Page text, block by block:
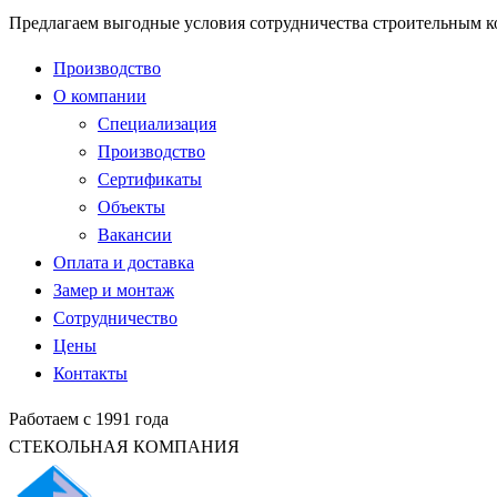
Предлагаем выгодные условия сотрудничества строительным
Производство
О компании
Специализация
Производство
Сертификаты
Объекты
Вакансии
Оплата и доставка
Замер и монтаж
Сотрудничество
Цены
Контакты
Работаем с 1991 года
СТЕКОЛЬНАЯ КОМПАНИЯ